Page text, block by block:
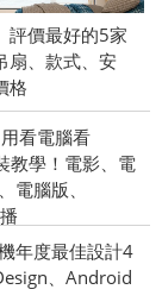
評價最好的5家
扇、款式、安
格
看電腦看
教學！電影、電
電腦版、
年度最佳設計4
、Android